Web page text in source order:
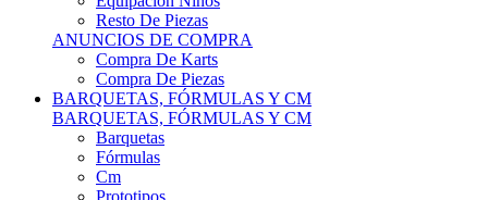
Resto De Piezas
ANUNCIOS DE COMPRA
Compra De Karts
Compra De Piezas
BARQUETAS, FÓRMULAS Y CM
BARQUETAS, FÓRMULAS Y CM
Barquetas
Fórmulas
Cm
Prototipos